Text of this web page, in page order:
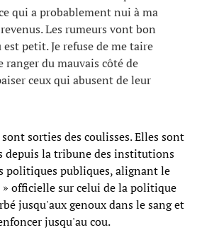
qui a probablement nui à ma
Les rumeurs vont bon
petit. Je refuse de me taire
ranger du mauvais côté de
ceux qui abusent de leur
sorties des coulisses. Elles sont
depuis la tribune des institutions
politiques publiques, alignant le
officielle sur celui de la politique
jusqu'aux genoux dans le sang et
jusqu'au cou.